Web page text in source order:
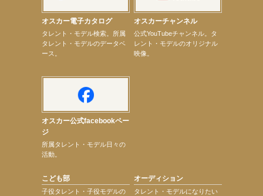
【髙橋ひかる】7月雑誌掲載情報
【elfin’】7thシングル『全世界』がFMふくろうでパワープレイO.A.決定
オスカー電子カタログ
タレント・モデル検索。所属
タレント・モデルのデータベ
ース。
オスカーチャンネル
公式YouTubeチャンネル。タ
レント・モデルのオリジナル
映像。
オスカー公式facebookペー
ジ
所属タレント・モデル日々の
活動。
こども部
子役タレント・子役モデルの
オーディション
タレント・モデルになりたい